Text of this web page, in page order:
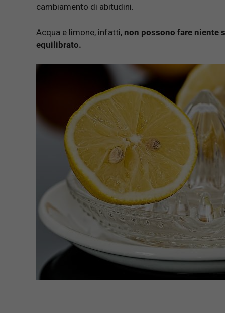
cambiamento di abitudini.
Acqua e limone, infatti, non possono fare niente
equilibrato.